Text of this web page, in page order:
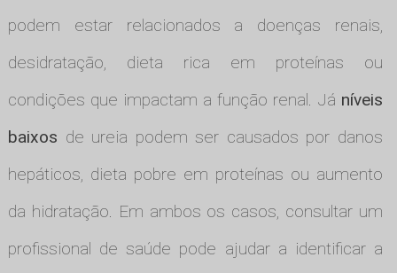
podem estar relacionados a doenças renais,
desidratação, dieta rica em proteínas ou
condições que impactam a função renal. Já níveis
baixos de ureia podem ser causados por danos
hepáticos, dieta pobre em proteínas ou aumento
da hidratação. Em ambos os casos, consultar um
profissional de saúde pode ajudar a identificar a